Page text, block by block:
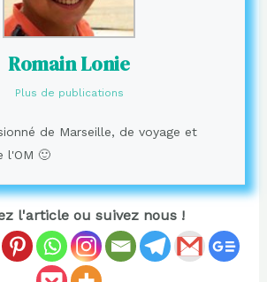
Romain Lonie
Plus de publications
de Marseille, de voyage et
l'OM 🙂
l'article ou suivez nous !